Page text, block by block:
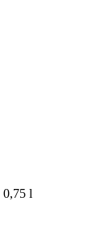
0,75 l